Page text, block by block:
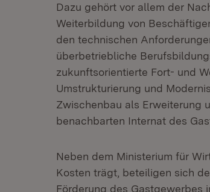
Dazu gehört vor allem der
Weiterbildung von
den technischen
überbetriebliche
zukunftsorientierte Fort- und
Umstrukturierung und
Zwischenbau als Erweiterung
benachbarten Internat des
Neben dem Ministerium für
Kosten trägt, beteiligen sich
Förderung des Gastgewerbes